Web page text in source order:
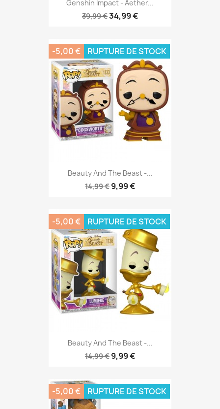
Genshin Impact - Aether...
39,99 €34,99 €
Beauty And The Beast -...
14,99 € 9,99 €
-5,00 € RUPTURE DE STOCK
Beauty And The Beast -...
14,99 € 9,99 €
-5,00 € RUPTURE DE STOCK
-5,00 € RUPTURE DE STOCK